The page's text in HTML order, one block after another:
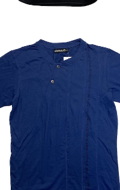
【PSYLO】SERIAL TEE